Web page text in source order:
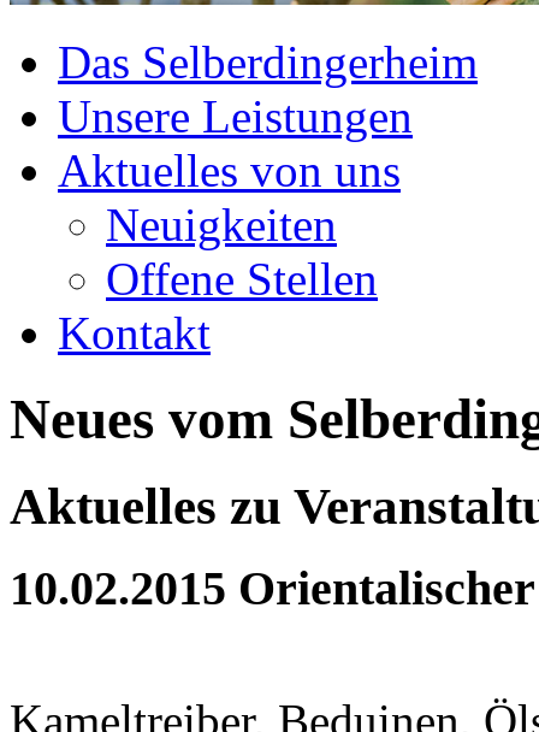
Das Selberdingerheim
Unsere Leistungen
Aktuelles von uns
Neuigkeiten
Offene Stellen
Kontakt
Neues vom
Aktuelles zu
10.02.2015
Kameltreiber, Beduinen,